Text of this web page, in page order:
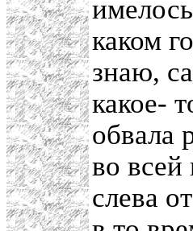
каком
знаю,
какое-
обвала
во всей
слева